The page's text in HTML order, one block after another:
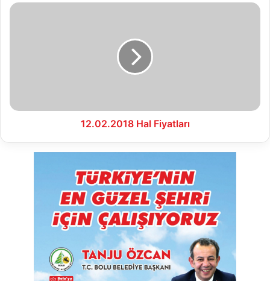
Garden
12.02.2018
12.02.2018 Hal Fiyatları